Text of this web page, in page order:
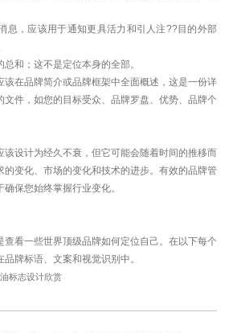
息，应该用于通知更具活力和引人注??目的外部
和；这不是定位本身的全部。
该在品牌简介或品牌框架中全面概述，这是一份详
文件，如您的目标受众、品牌罗盘、优势、品牌个
该设计为经久不衰，但它可能会随着时间的推移而
的变化、市场的变化和技术的进步。有效的品牌管
保您始终掌握行业变化。
查看一些世界顶级品牌如何定位自己。在以下每个
牌标语、文案和视觉识别中。
标志设计欣赏